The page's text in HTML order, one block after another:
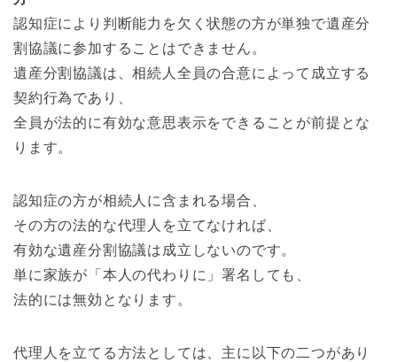
認知症により判断能力を欠く状態の方が単独で遺産分
割協議に参加することはできません。
遺産分割協議は、相続人全員の合意によって成立する
契約行為であり、
全員が法的に有効な意思表示をできることが前提とな
ります。
認知症の方が相続人に含まれる場合、
その方の法的な代理人を立てなければ、
有効な遺産分割協議は成立しないのです。
単に家族が「本人の代わりに」署名しても、
法的には無効となります。
代理人を立てる方法としては、主に以下の二つがあり